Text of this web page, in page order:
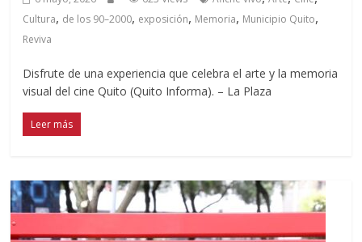
Cultura, de los 90–2000, exposición, Memoria, Municipio Quito,
Reviva
Disfrute de una experiencia que celebra el arte y la memoria
visual del cine Quito (Quito Informa). – La Plaza
Leer más